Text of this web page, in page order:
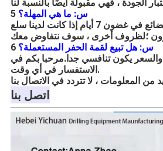
5 س: ما هي المهلة؟
ج: سنقوم بتسليم البضائع في غضون 7 أيام إذا كانت لدينا سلع
6 س: هل تبيع لقمة الحفر المستعملة؟
والسعريكون تنافسي جدا.مرحبا بكم في
الاستفسار في أي وقت.
اتصل بنا